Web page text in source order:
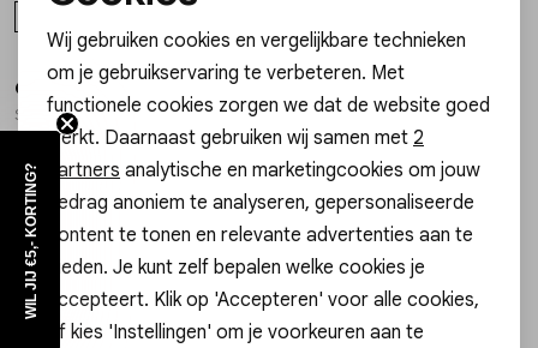
Gossip the Label
SZ14437 BANGLE SMALL BLOEM EN STRASS
ONE SIZE
17,99
Gossip the Label
SZ999-03 BANGLE CROSS
1 /2
Gossip
JE14946 ARMBAND LUCKY
17,99
Noodzakelijke cookies
Personalisatie cookies
Analytische cookies
Marketing cookies
Wij gebruiken cookies en vergelijkbare technieken
om je gebruikservaring te verbeteren. Met
functionele cookies zorgen we dat de website goed
werkt. Daarnaast gebruiken wij samen met 2
partners analytische en marketingcookies om jouw
gedrag anoniem te analyseren, gepersonaliseerde
content te tonen en relevante advertenties aan te
bieden. Je kunt zelf bepalen welke cookies je
accepteert. Klik op 'Accepteren' voor alle cookies,
of kies 'Instellingen' om je voorkeuren aan te
WIL JIJ €5,- KORTING?